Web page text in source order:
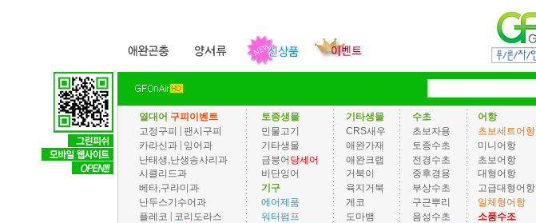
열대어 구피이벤트
고정구피
팬시구피
카라신과 | 잉어과
난태생,난생송사리과
시클리드과
베타,구라미과
난두스기수어과
플레코 | 코리도라스
토종생물
민물고기
기타생물
금붕어 당세어
비단잉어
기구
에어제품
워터펌프
기타생물
CRS새우
애완가재
애완크랩
거북이
육지거북
게코
도마뱀
수초
초보자용
토종수초
전경수초
중후경용
부상수초
구근뿌리
음성수초
어항
초보세트어항
미니어항
초보어항
대형어항
고급대형어항
일체형어항
소품수조